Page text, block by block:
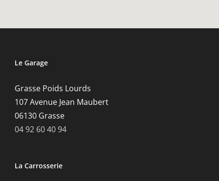
Le Garage
Grasse Poids Lourds
107 Avenue Jean Maubert
06130 Grasse
04 92 60 40 94
La Carrosserie